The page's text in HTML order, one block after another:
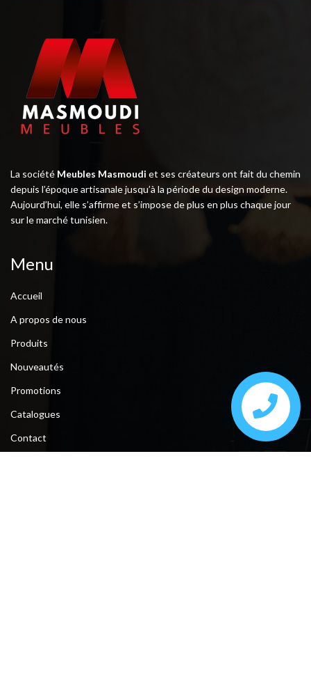
La société Meubles Masmoudi et ses créateurs ont fait du chemin
depuis l’époque artisanale jusqu’à la période du design moderne.
Aujourd’hui, elle s’affirme et s’impose de plus en plus chaque jour
sur le marché tunisien.
Menu
Accueil
A propos de nous
Produits
Nouveautés
Promotions
Catalogues
Contact